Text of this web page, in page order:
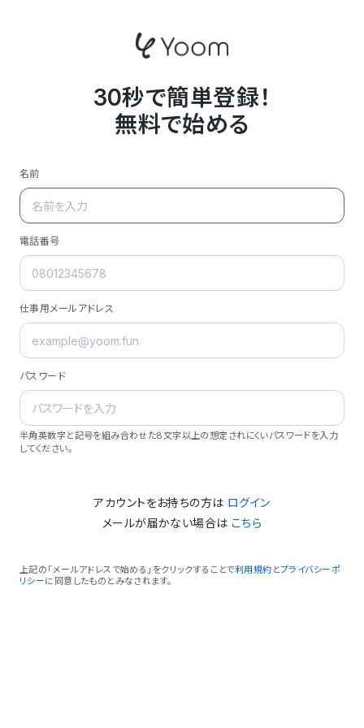
30秒で簡単登録！
無料で始める
名前
電話番号
仕事用メールアドレス
パスワード
半角英数字と記号を組み合わせた8文字以上の想定されにくいパスワードを入力
してください。
アカウントをお持ちの方は ログイン
メールが届かない場合は こちら
上記の「メールアドレスで始める」をクリックすることで利用規約 とプライバシーポ
リシーに同意したものとみなされます。